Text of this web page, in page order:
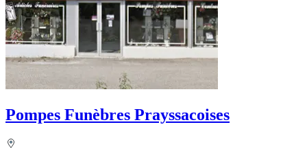
Pompes Funèbres Prayssacoises